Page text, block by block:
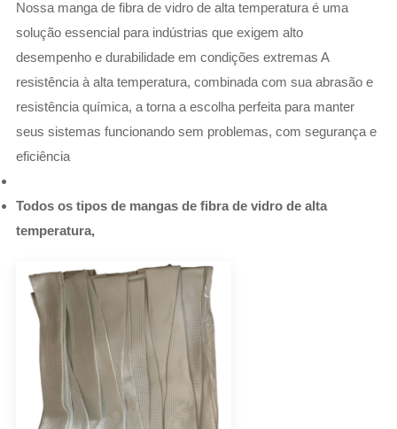
Nossa manga de fibra de vidro de alta temperatura é uma
solução essencial para indústrias que exigem alto
desempenho e durabilidade em condições extremas A
resistência à alta temperatura, combinada com sua abrasão e
resistência química, a torna a escolha perfeita para manter
seus sistemas funcionando sem problemas, com segurança e
eficiência
Todos os tipos de mangas de fibra de vidro de alta
temperatura,